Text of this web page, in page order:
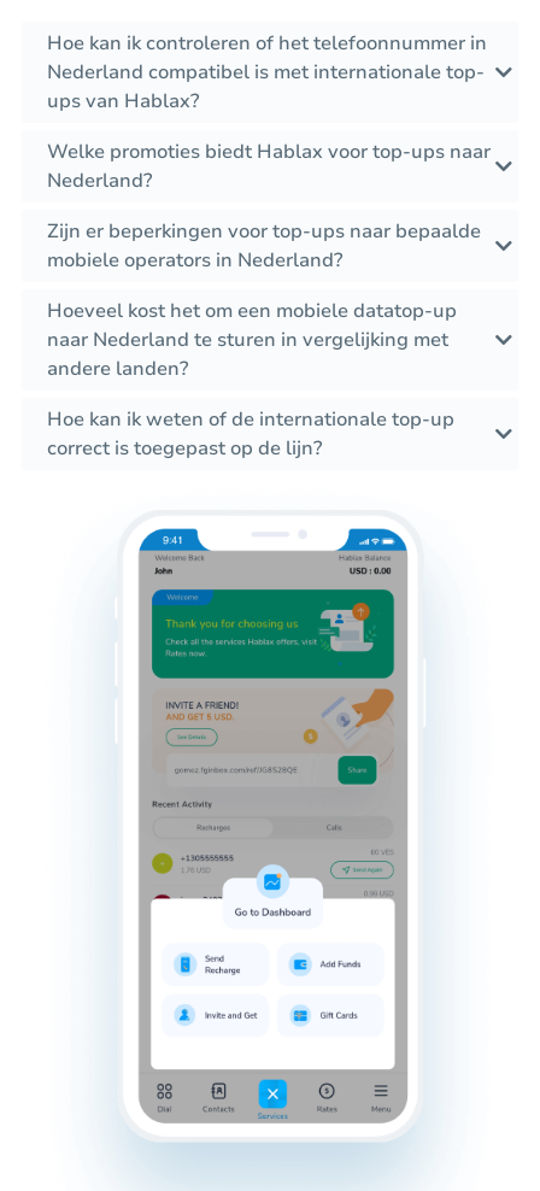
Hoe kan ik controleren of het telefoonnummer in
Nederland compatibel is met internationale top-
ups van Hablax?
Welke promoties biedt Hablax voor top-ups naar
Nederland?
Zijn er beperkingen voor top-ups naar bepaalde
mobiele operators in Nederland?
Hoeveel kost het om een mobiele datatop-up
naar Nederland te sturen in vergelijking met
andere landen?
Hoe kan ik weten of de internationale top-up
correct is toegepast op de lijn?